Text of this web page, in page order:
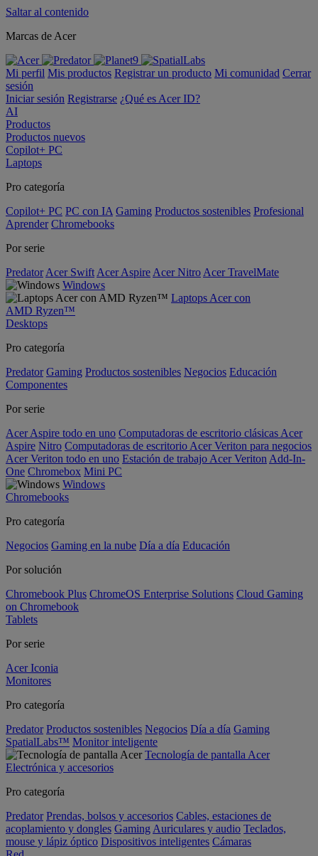
Saltar al contenido
Marcas de Acer
Mi perfil Mis productos Registrar un producto Mi comunidad Cerrar
sesión
Iniciar sesión Registrarse ¿Qué es Acer ID?
AI
Productos
Productos nuevos
Copilot+ PC
Laptops
Pro categoría
Copilot+ PC PC con IA Gaming Productos sostenibles Profesional
Aprender Chromebooks
Por serie
Predator Acer Swift Acer Aspire Acer Nitro Acer TravelMate
Windows
Laptops Acer con
AMD Ryzen™
Desktops
Pro categoría
Predator Gaming Productos sostenibles Negocios Educación
Componentes
Por serie
Acer Aspire todo en uno Computadoras de escritorio clásicas Acer
Aspire Nitro Computadoras de escritorio Acer Veriton para negocios
Acer Veriton todo en uno Estación de trabajo Acer Veriton Add-In-
One Chromebox Mini PC
Windows
Chromebooks
Pro categoría
Negocios Gaming en la nube Día a día Educación
Por solución
Chromebook Plus ChromeOS Enterprise Solutions Cloud Gaming
on Chromebook
Tablets
Por serie
Acer Iconia
Monitores
Pro categoría
Predator Productos sostenibles Negocios Día a día Gaming
SpatialLabs™ Monitor inteligente
Tecnología de pantalla Acer
Electrónica y accesorios
Pro categoría
Predator Prendas, bolsos y accesorios Cables, estaciones de
acoplamiento y dongles Gaming Auriculares y audio Teclados,
mouse y lápiz óptico Dispositivos inteligentes Cámaras